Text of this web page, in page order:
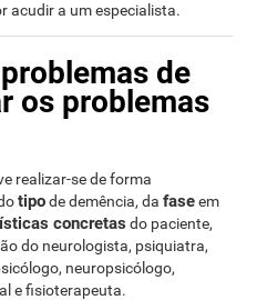
acudir a um especialista.
de
os problemas
realizar-se de forma
tipode demência, dafaseem
concretas do paciente,
do neurologista, psiquiatra,
neuropsicólogo,
e fisioterapeuta.